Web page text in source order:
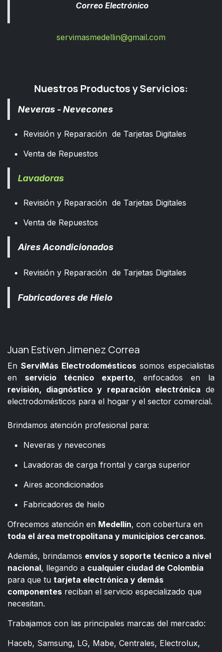
Correo Electrónico
servimasmedellin@gmail.com
Nuestros Productos y Servicios:
Neveras - Nevecones
Revisión y Reparación de Tarjetas Digitales
Venta de Repuestos
Lavadoras
Revisión y Reparación de Tarjetas Digitales
Venta de Repuestos
Aires Acondicionados
Revisión y Reparación de Tarjetas Digitales
Fabricadores de Hielo
Juan Estiven Jimenez Correa
En ServiMás Electrodomésticos somos especialistas
en servicio técnico experto, enfocados en la
revisión, diagnóstico y reparación electrónica de
electrodomésticos para el hogar y el sector comercial.
Brindamos atención profesional para:
Neveras y nevecones
Lavadoras de carga frontal y carga superior
Aires acondicionados
Fabricadores de hielo
Ofrecemos atención en Medellín, con cobertura en
toda el área metropolitana y municipios cercanos.
Además, brindamos envíos y soporte técnico a nivel
nacional, llegando a cualquier ciudad de Colombia
para que tu tarjeta electrónica y demás
componentes reciban el servicio especializado que
necesitan.
Trabajamos con las principales marcas del mercado:
Haceb, Samsung, LG, Mabe, Centrales, Electrolux,